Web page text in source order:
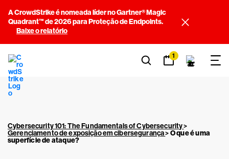
A CrowdStrike é nomeada líder no Gartner® Magic
Quadrant™ de 2026 para Proteção de Endpoints.
Baixe o relatório
1
Cybersecurity 101: The Fundamentals of Cybersecurity>
Gerenciamento de exposição em cibersegurança>O que é uma
superfície de ataque?